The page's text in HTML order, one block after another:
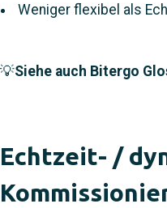
Weniger flexibel als
💡Siehe auch Bitergo
Echtzeit- /